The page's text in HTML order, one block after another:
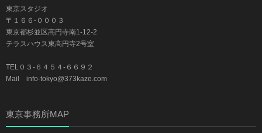
東京スタジオ
〒１６６-０００３
東京都杉並区高円寺南1-12-2
テラスハウス東高円寺2号室
TEL０３-６４５４-６６９２
Mail info-tokyo@373kaze.com
東京事務所MAP